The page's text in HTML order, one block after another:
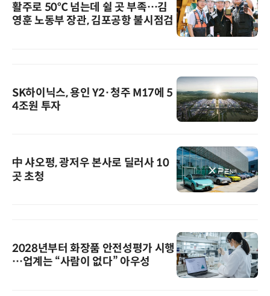
활주로 50℃ 넘는데 쉴 곳 부족…김
영훈 노동부 장관, 김포공항 불시점검
SK하이닉스, 용인 Y2·청주 M17에 5
4조원 투자
中 샤오펑, 광저우 본사로 딜러사 10
곳 초청
2028년부터 화장품 안전성평가 시행
…업계는 “사람이 없다” 아우성